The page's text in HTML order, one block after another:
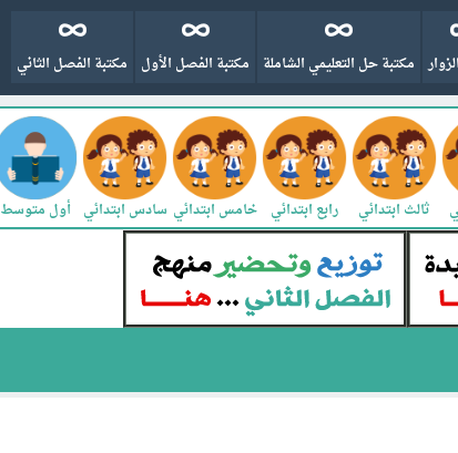
مكتبة حل التعليمي الشاملة مكتبة الفصل الأول مكتبة الفصل الثاني
ثالث ابتدائي رابع ابتدائي خامس ابتدائي سادس ابتدائي أول متوسط